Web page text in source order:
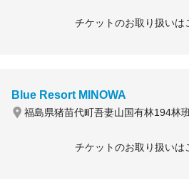
チケットのお取り扱いは
Blue Resort MINOWA
福島県猪苗代町吾妻山国有林194林
チケットのお取り扱いは